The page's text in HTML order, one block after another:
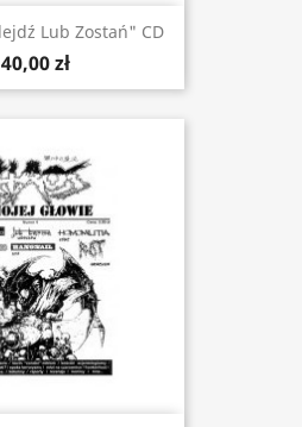
Lub Zostań" CD
40,00 zł